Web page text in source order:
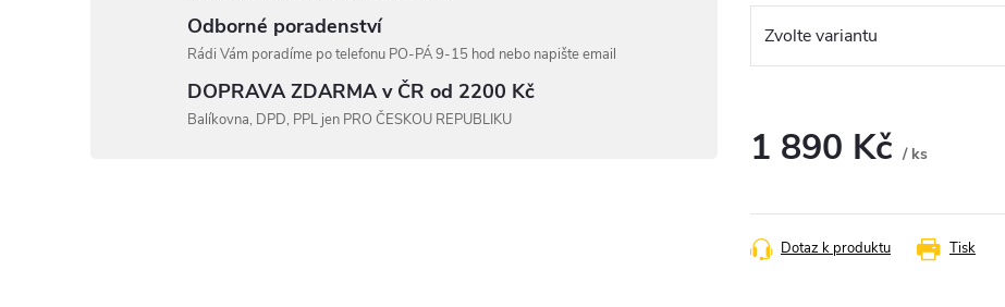
Odborné poradenství
Rádi Vám poradíme po telefonu PO-PÁ 9-15 hod nebo napište email
DOPRAVA ZDARMA v ČR od 2200 Kč
Balíkovna, DPD, PPL jen PRO ČESKOU REPUBLIKU
1 890 Kč / ks
Tisk
Dotaz k produktu